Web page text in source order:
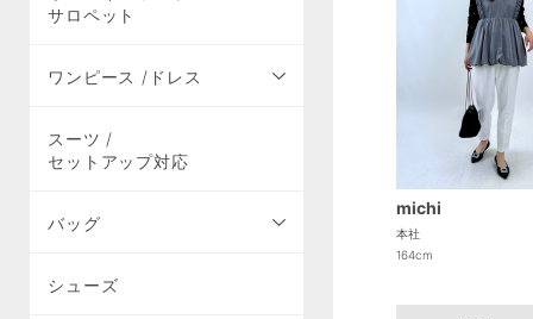
サロペット
ワンピース /ドレス
スーツ /
セットアップ対応
バッグ
シューズ
michi
本社
164cm